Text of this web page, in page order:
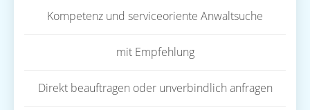
Kompetenz und serviceoriente Anwaltsuche
mit Empfehlung
Direkt beauftragen oder unverbindlich anfragen